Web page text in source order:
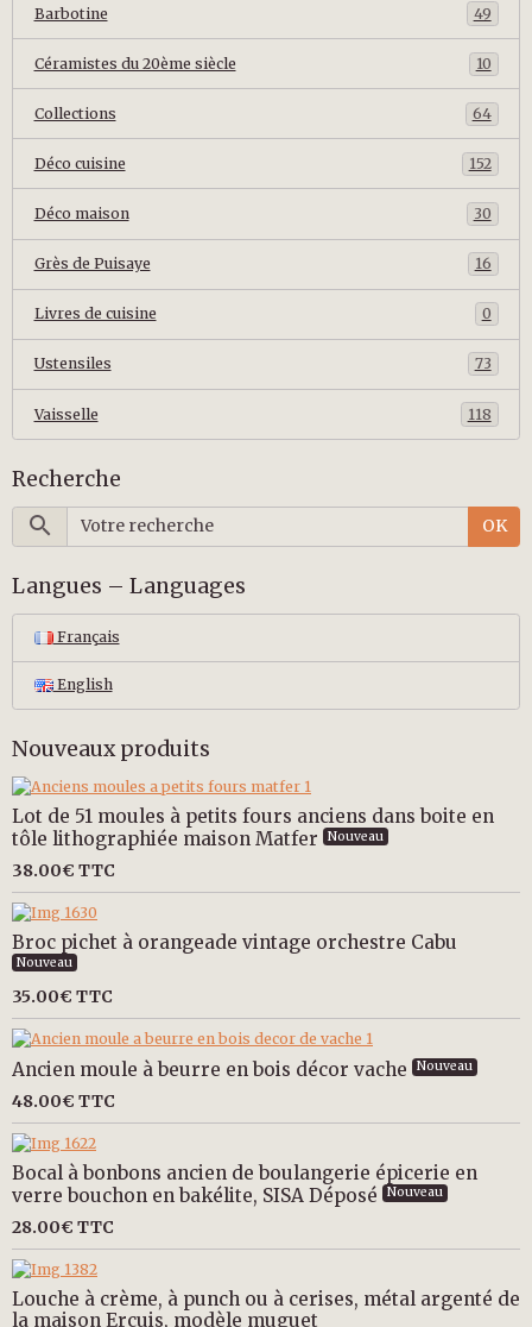
Barbotine 49
Céramistes du 20ème siècle 10
Collections 64
Déco cuisine 152
Déco maison 30
Grès de Puisaye 16
Livres de cuisine 0
Ustensiles 73
Vaisselle 118
Recherche
OK
Langues – Languages
Français
English
Nouveaux produits
Lot de 51 moules à petits fours anciens dans boite en
tôle lithographiée maison Matfer
Nouveau
38.00€ TTC
Broc pichet à orangeade vintage orchestre Cabu
Nouveau
35.00€ TTC
Ancien moule à beurre en bois décor vache Nouveau
48.00€ TTC
Bocal à bonbons ancien de boulangerie épicerie en
verre bouchon en bakélite, SISA Déposé
Nouveau
28.00€ TTC
Louche à crème, à punch ou à cerises, métal argenté de
la maison Ercuis, modèle muguet